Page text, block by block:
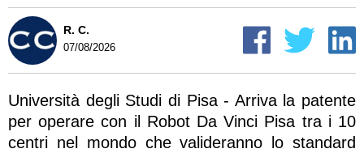
R. C.
07/08/2026
Università degli Studi di Pisa - Arriva la patente
per operare con il Robot Da Vinci Pisa tra i 10
centri nel mondo che valideranno lo standard